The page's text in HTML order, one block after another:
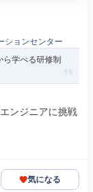
ションセンター
学べる研修制
ンジニアに挑戦
気になる